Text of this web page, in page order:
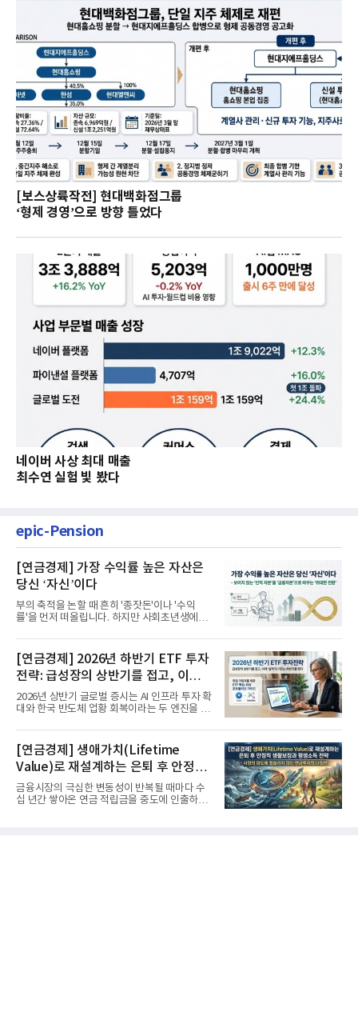
[보스상륙작전] 현대백화점그룹
‘형제 경영’으로 방향 틀었다
네이버 사상 최대 매출
최수연 실험 빛 봤다
epic-Pension
[연금경제] 가장 수익률 높은 자산은
당신 ‘자신’이다
부의 축적을 논할 때 흔히 '종잣돈'이나 '수익
률'을 먼저 떠올립니다. 하지만 사회초년생에게
[연금경제] 2026년 하반기 ETF 투자
전략: 급성장의 상반기를 접고, 이제
'실적'이 가르는 하반기를 맞다
2026년 상반기 글로벌 증시는 AI 인프라 투자 확
대와 한국 반도체 업황 회복이라는 두 엔진을 달
[연금경제] 생애가치(Lifetime
Value)로 재설계하는 은퇴 후 안정적
생활보장과 평생소득 전략
금융시장의 극심한 변동성이 반복될 때마다 수
십 년간 쌓아온 연금 적립금을 중도에 인출하거